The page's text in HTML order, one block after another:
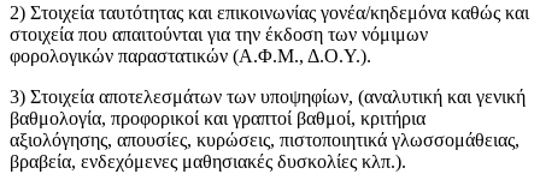
2) Στοιχεία ταυτότητας και επικοινωνίας γονέα/κηδεμόνα καθώς και
στοιχεία που απαιτούνται για την έκδοση των νόμιμων
φορολογικών παραστατικών (Α.Φ.Μ., Δ.Ο.Υ.).
3) Στοιχεία αποτελεσμάτων των υποψηφίων, (αναλυτική και γενική
βαθμολογία, προφορικοί και γραπτοί βαθμοί, κριτήρια
αξιολόγησης, απουσίες, κυρώσεις, πιστοποιητικά γλωσσομάθειας,
βραβεία, ενδεχόμενες μαθησιακές δυσκολίες κλπ.).